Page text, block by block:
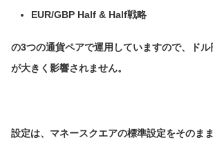
EUR/GBP Half & Half戦略
の3つの通貨ペアで運用していますので、ドル
が大きく影響されません。
設定は、マネースクエアの標準設定をそのま